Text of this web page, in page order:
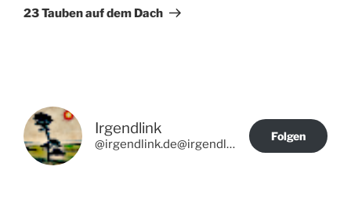
Beitrag
23 Tauben auf dem Dach
Irgendlink
@irgendlink.de@irgendlink.de
Folgen